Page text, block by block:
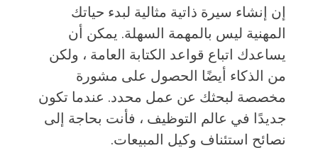
إن إنشاء سيرة ذاتية مثالية لبدء حياتك
المهنية ليس بالمهمة السهلة. يمكن أن
يساعدك اتباع قواعد الكتابة العامة ، ولكن
من الذكاء أيضًا الحصول على مشورة
مخصصة لبحثك عن عمل محدد. عندما تكون
جديدًا في عالم التوظيف ، فأنت بحاجة إلى
نصائح استئناف وكيل المبيعات.